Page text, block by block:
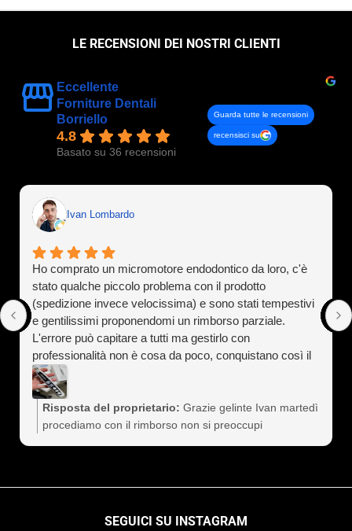
LE RECENSIONI DEI NOSTRI CLIENTI
Eccellente
Forniture Dentali
Borriello
4.8
Basato su 36 recensioni
Guarda tutte le recensioni
recensisci su
Ivan Lombardo
Ho comprato un micromotore endodontico da loro, c'è
stato qualche piccolo problema con il prodotto
(spedizione invece velocissima) e sono stati tempestivi
e gentilissimi proponendomi un rimborso parziale.
L'errore può capitare a tutti ma gestirlo con
professionalità non è cosa da poco, conquistano così il
cliente a vita). Assolutamente consigliati
Risposta del proprietario: Grazie gelinte Ivan martedì
procediamo con il rimborso non si preoccupi
SEGUICI SU INSTAGRAM